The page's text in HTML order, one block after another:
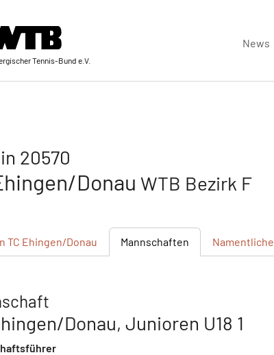
Tennis-Bund e.V.
News
20570
Donau WTB Bezirk F
TC Ehingen/Donau Mannschaften Namentliche
Donau, Junioren U18 1